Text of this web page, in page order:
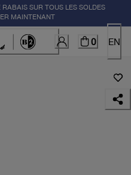
SUR TOUS LES SOLDES
MAINTENANT
0 EN